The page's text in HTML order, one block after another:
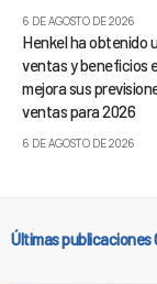
6 DE AGOSTO DE 2026
Henkel ha obtenido
ventas y beneficios
mejora sus
ventas para 2026
6 DE AGOSTO DE 2026
Últimas publicaciones